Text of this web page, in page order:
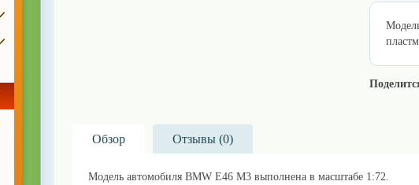
Обзор Отзывы (0)
Модель автомобиля BMW E46 M3 выполнена в масштабе 1:72.